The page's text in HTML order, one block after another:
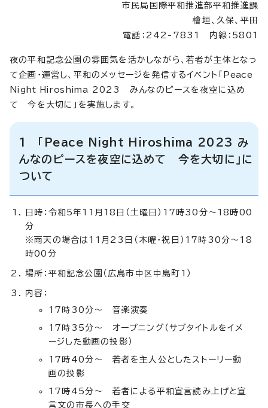
市民局国際平和推進部平和推進課
檜垣、久保、平田
電話：242-7831 内線：5801
夜の平和記念公園の雰囲気を活かしながら、若者が主体となっ
て企画・運営し、平和のメッセージを発信するイベント「
Peace
Night Hiroshima 2023 みんなのピースを夜空に込め
て 今を大切に」を実施します。
1 「 Peace Night Hiroshima
2023 み
んなのピースを夜空に込めて 今を大切に」に
ついて
日時：令和5年11月18日（土曜日）17時30分～18時00
分
※雨天の場合は11月23日（木曜・祝日）17時30分～18
時00分
場所：平和記念公園（広島市中区中島町1）
内容：
17時30分～ 音楽演奏
17時35分～ オープニング（サブタイトルをイメ
ージした動画の投影）
17時40分～ 若者を主人公としたストーリー動
画の投影
17時45分～ 若者による平和宣言読み上げと宣
言文の市長への手交